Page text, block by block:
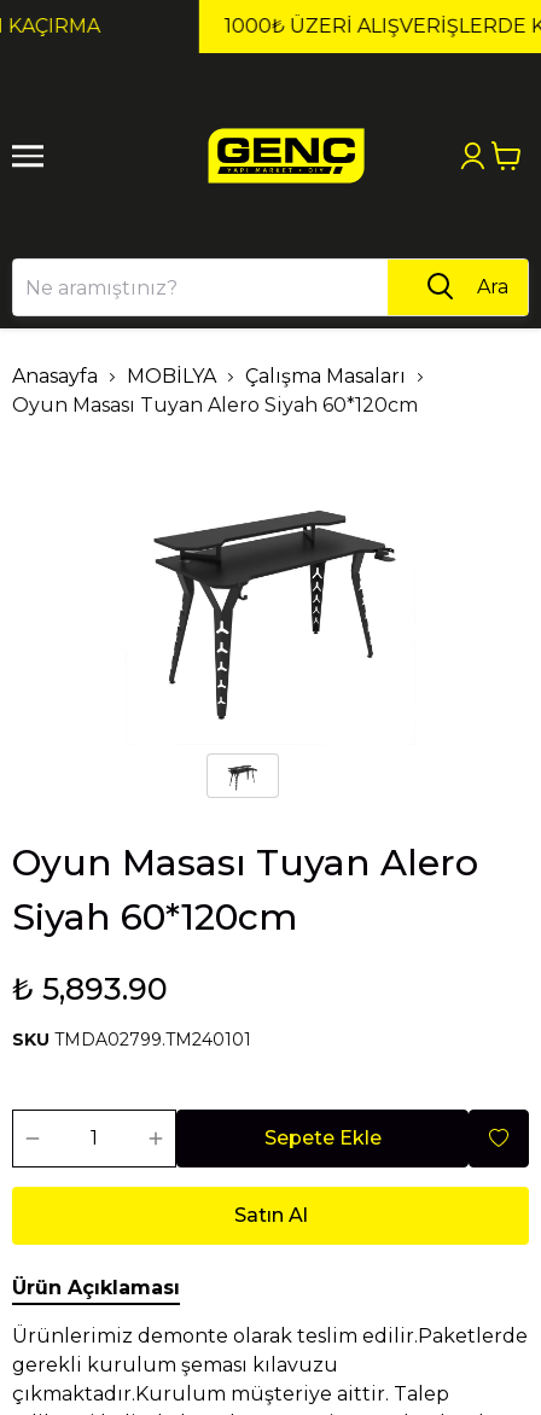
1000₺ ÜZERI ALIŞVERIŞLERDE KARGO ÜCRETSİZ!
1 2
Ara
Anasayfa MOBİLYA
Çalışma Masaları
Oyun Masası Tuyan Alero Siyah 60*120cm
Oyun Masası Tuyan Alero
Siyah 60*120cm
₺ 5,893.90
SKU TMDA02799.TM240101
Sepete Ekle
Satın Al
Ürün Açıklaması
Ürünlerimiz demonte olarak teslim edilir.Paketlerde
gerekli kurulum şeması kılavuzu
çıkmaktadır.Kurulum müşteriye aittir. Talep